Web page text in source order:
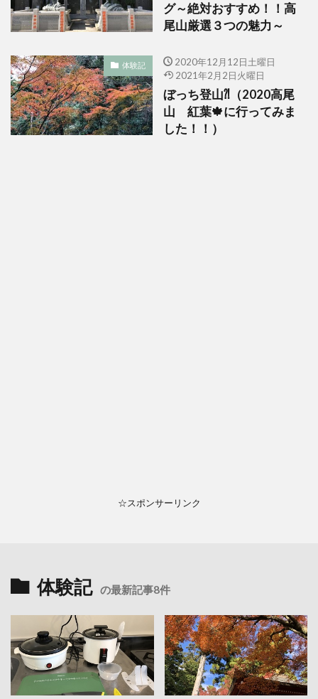
グ～絶対おすすめ！！高
尾山厳選３つの魅力～
体験記
2020年12月12日土曜日
2021年2月2日火曜日
ぼっち登山⁈（2020高尾
山 紅葉🍁に行ってみま
した！！）
☆スポンサーリンク
体験記 の最新記事8件